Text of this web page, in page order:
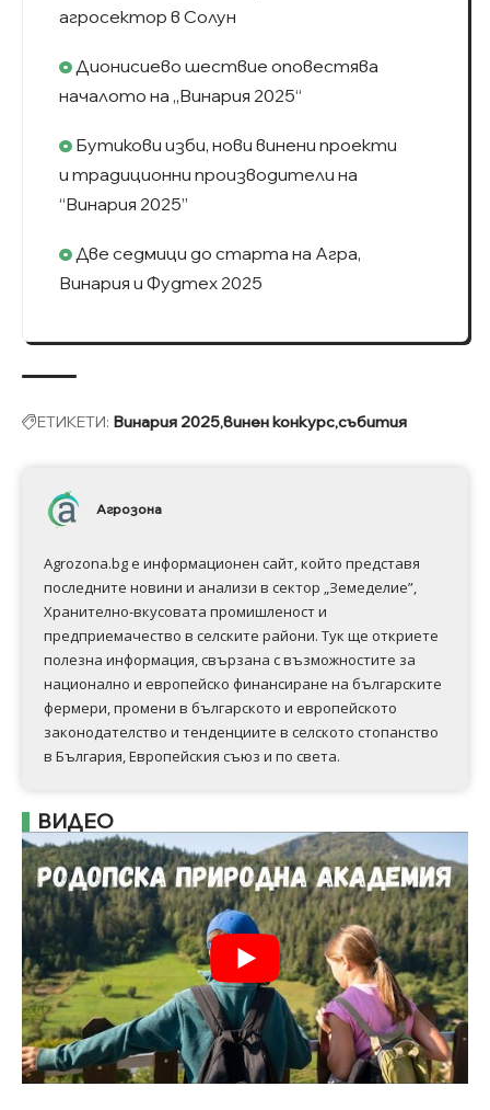
агросектор в Солун
Дионисиево шествие оповестява
началото на „Винария 2025“
Бутикови изби, нови винени проекти
и традиционни производители на
“Винария 2025”
Две седмици до старта на Агра,
Винария и Фудтех 2025
ЕТИКЕТИ: Винария 2025винен конкурссъбития
Агрозона
Agrozona.bg e информационен сайт, който представя
последните новини и анализи в сектор „Земеделие”,
Хранително-вкусовата промишленост и
предприемачество в селските райони. Тук ще откриете
полезна информация, свързана с възможностите за
национално и европейско финансиране на българските
фермери, промени в българското и европейското
законодателство и тенденциите в селското стопанство
в България, Европейския съюз и по света.
ВИДЕО